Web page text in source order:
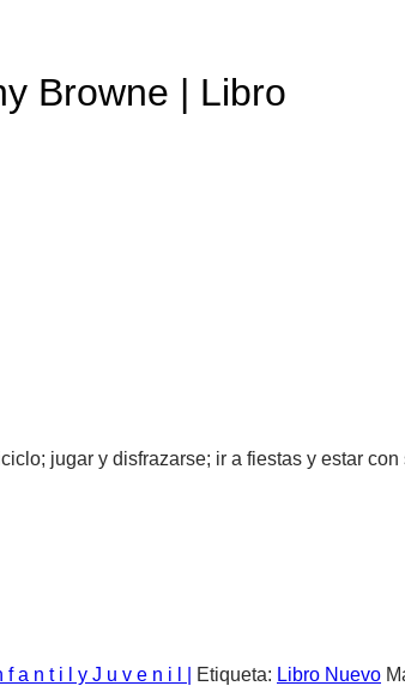
Browne | Libro
jugar y disfrazarse; ir a fiestas y estar
f a n t i l y J u v e n i l | Etiqueta: Libro Nuevo